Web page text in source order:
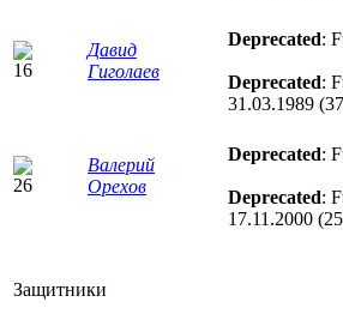
Давид
Гиголаев
Deprecated:
Deprecated:
31.03.1989
Валерий
Орехов
Deprecated:
Deprecated:
17.11.2000
Защитники